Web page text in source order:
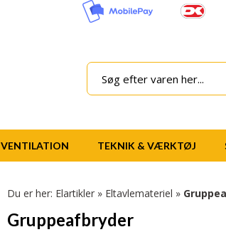
VENTILATION TEKNIK & VÆRKTØJ
Du er her: Elartikler » Eltavlemateriel »
Gruppeafbryder